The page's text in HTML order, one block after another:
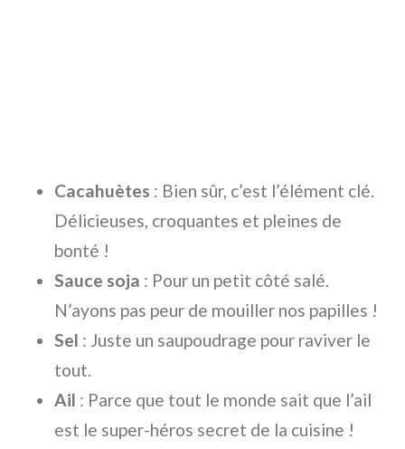
Cacahuètes : Bien sûr, c’est l’élément clé.
Délicieuses, croquantes et pleines de
bonté !
Sauce soja : Pour un petit côté salé.
N’ayons pas peur de mouiller nos papilles !
Sel : Juste un saupoudrage pour raviver le
tout.
Ail : Parce que tout le monde sait que l’ail
est le super-héros secret de la cuisine !